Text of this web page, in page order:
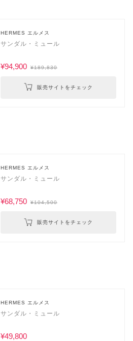
HERMES エルメス
サンダル・ミュール
¥94,900 ¥189,830
販売サイトをチェック
HERMES エルメス
サンダル・ミュール
¥68,750 ¥104,500
販売サイトをチェック
HERMES エルメス
サンダル・ミュール
¥49,800